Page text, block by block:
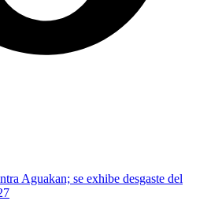
Aguakan; se exhibe desgaste del